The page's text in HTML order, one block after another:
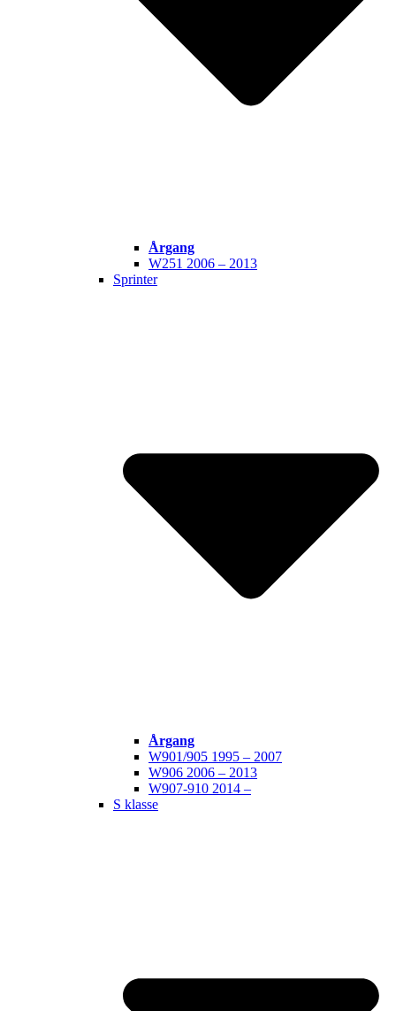
Årgang
W251 2006 – 2013
Sprinter
Årgang
W901/905 1995 – 2007
W906 2006 – 2013
W907-910 2014 –
S klasse